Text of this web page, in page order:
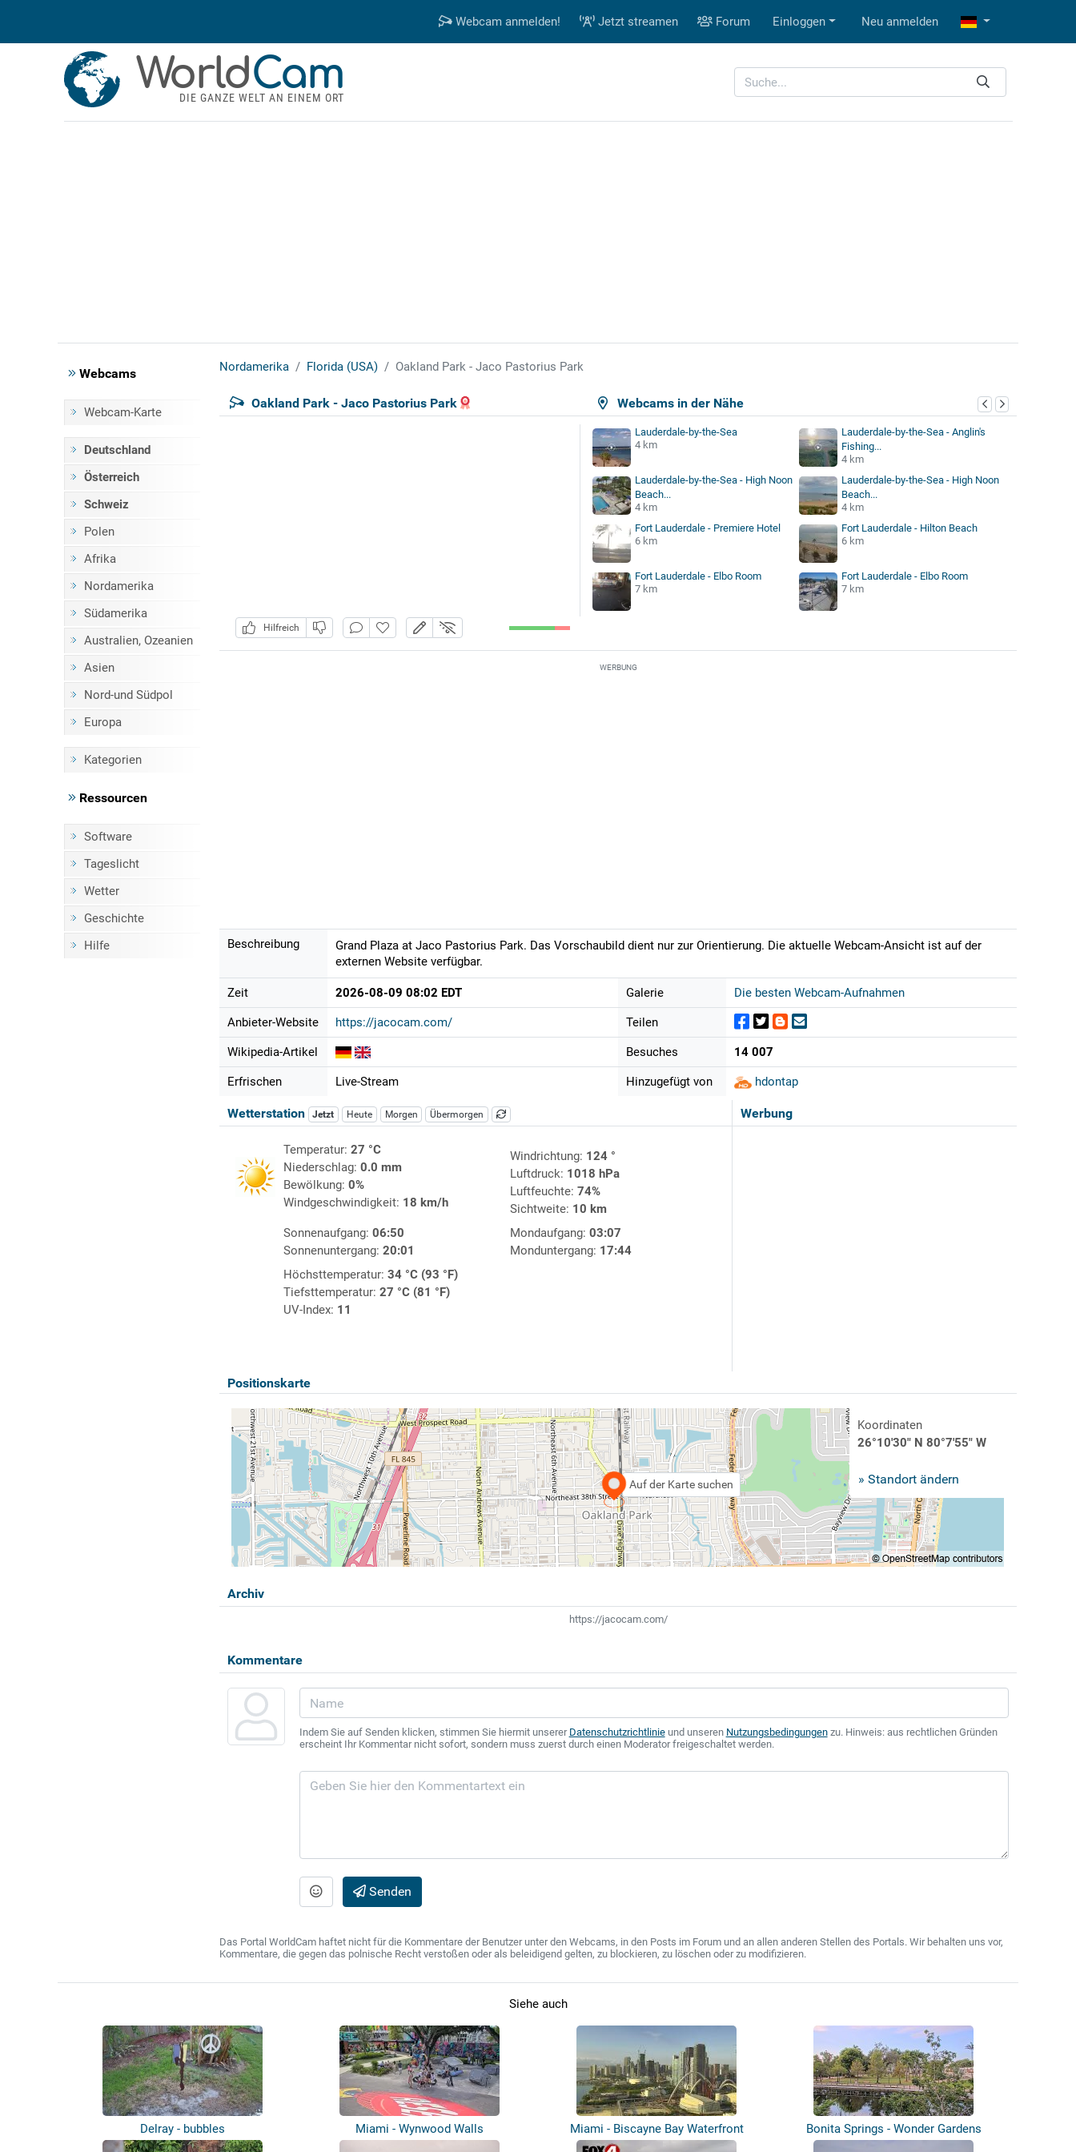
Webcam anmelden! Jetzt streamen Forum Einloggen Neu anmelden
WorldCam
DIE GANZE WELT AN EINEM ORT
Webcams
Webcam-Karte
Deutschland
Österreich
Schweiz
Polen
Afrika
Nordamerika
Südamerika
Australien, Ozeanien
Asien
Nord-und Südpol
Europa
Kategorien
Ressourcen
Software
Tageslicht
Wetter
Geschichte
Hilfe
Nordamerika Florida (USA) Oakland Park - Jaco Pastorius Park
Webcams in der Nähe
Oakland Park - Jaco Pastorius Park
Hilfreich
Lauderdale-by-the-Sea
4 km
Lauderdale-by-the-Sea - Anglin's
Fishing...
4 km
Lauderdale-by-the-Sea - High Noon
Beach...
4 km
Lauderdale-by-the-Sea - High Noon
Beach...
4 km
Fort Lauderdale - Premiere Hotel
6 km
Fort Lauderdale - Hilton Beach
6 km
Fort Lauderdale - Elbo Room
7 km
Fort Lauderdale - Elbo Room
7 km
WERBUNG
Beschreibung
Grand Plaza at Jaco Pastorius Park. Das Vorschaubild dient nur zur Orientierung. Die aktuelle Webcam-Ansicht ist auf der
externen Website verfügbar.
Zeit 2026-08-09 08:02 EDT
Anbieter-Website https://jacocam.com/
Wikipedia-Artikel
Erfrischen Live-Stream
Galerie Die besten Webcam-Aufnahmen
Teilen
Besuches 14 007
Hinzugefügt von hdontap
Werbung
Wetterstation Jetzt Heute Morgen Übermorgen
Temperatur: 27 °C
Niederschlag: 0.0 mm
Bewölkung: 0%
Windgeschwindigkeit: 18 km/h
Windrichtung: 124 °
Luftdruck: 1018 hPa
Luftfeuchte: 74%
Sichtweite: 10 km
Sonnenaufgang: 06:50
Sonnenuntergang: 20:01
Mondaufgang: 03:07
Monduntergang: 17:44
Höchsttemperatur: 34 °C (93 °F)
Tiefsttemperatur: 27 °C (81 °F)
UV-Index: 11
Positionskarte
Auf der Karte suchen
Koordinaten
26°10'30" N 80°7'55" W
» Standort ändern
Archiv
https://jacocam.com/
Kommentare
Indem Sie auf Senden klicken, stimmen Sie hiermit unserer Datenschutzrichtlinieund unseren Nutzungsbedingungenzu. Hinweis: aus rechtlichen Gründen
erscheint Ihr Kommentar nicht sofort, sondern muss zuerst durch einen Moderator freigeschaltet werden.
Senden
Das Portal WorldCam haftet nicht für die Kommentare der Benutzer unter den Webcams, in den Posts im Forum und an allen anderen Stellen des Portals. Wir behalten uns vor,
Kommentare, die gegen das polnische Recht verstoßen oder als beleidigend gelten, zu blockieren, zu löschen oder zu modifizieren.
Siehe auch
Delray - bubbles Miami - Wynwood Walls Miami - Biscayne Bay Waterfront Bonita Springs - Wonder Gardens